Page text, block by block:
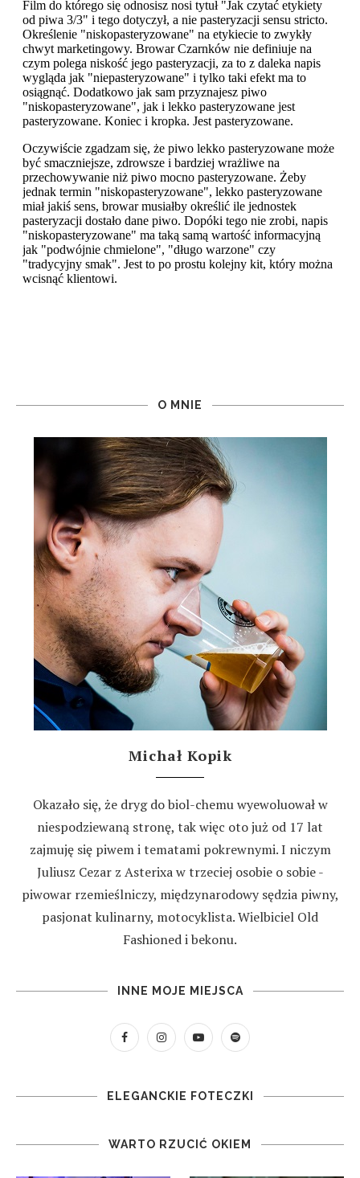
O MNIE
Michał Kopik
Okazało się, że dryg do biol-chemu wyewoluował w
niespodziewaną stronę, tak więc oto już od 17 lat
zajmuję się piwem i tematami pokrewnymi. I niczym
Juliusz Cezar z Asterixa w trzeciej osobie o sobie -
piwowar rzemieślniczy, międzynarodowy sędzia piwny,
pasjonat kulinarny, motocyklista. Wielbiciel Old
Fashioned i bekonu.
INNE MOJE MIEJSCA
ELEGANCKIE FOTECZKI
WARTO RZUCIĆ OKIEM